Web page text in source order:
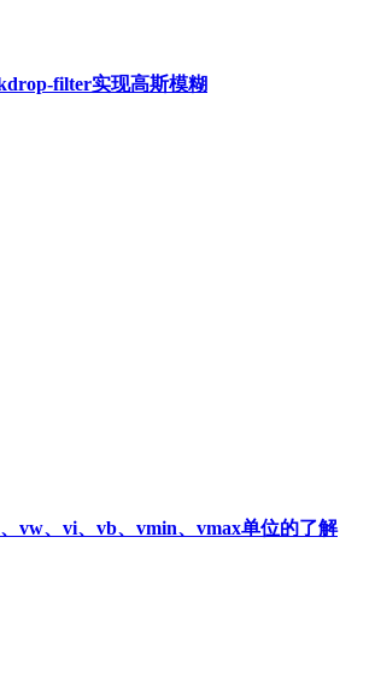
filter实现高斯模糊
vw、vi、vb、vmin、vmax单位的了解